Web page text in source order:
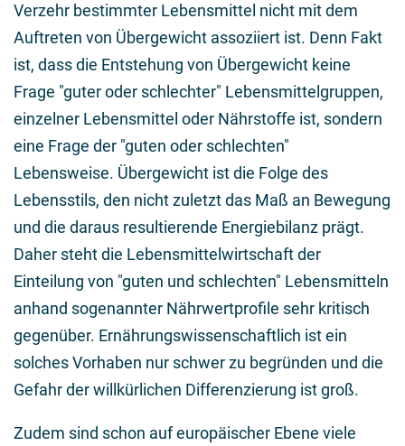
Verzehr bestimmter Lebensmittel nicht mit dem
Auftreten von Übergewicht assoziiert ist. Denn Fakt
ist, dass die Entstehung von Übergewicht keine
Frage "guter oder schlechter" Lebensmittelgruppen,
einzelner Lebensmittel oder Nährstoffe ist, sondern
eine Frage der "guten oder schlechten"
Lebensweise. Übergewicht ist die Folge des
Lebensstils, den nicht zuletzt das Maß an Bewegung
und die daraus resultierende Energiebilanz prägt.
Daher steht die Lebensmittelwirtschaft der
Einteilung von "guten und schlechten" Lebensmitteln
anhand sogenannter Nährwertprofile sehr kritisch
gegenüber. Ernährungswissenschaftlich ist ein
solches Vorhaben nur schwer zu begründen und die
Gefahr der willkürlichen Differenzierung ist groß.
Zudem sind schon auf europäischer Ebene viele